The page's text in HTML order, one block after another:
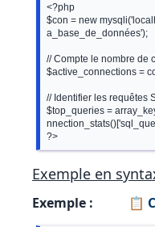
<?php
$con = new
a_base_de_données');
// Compte le nombre de
$active_connections =
// Identifier les requêtes
$top_queries =
Exemple en
Exemple : 📋